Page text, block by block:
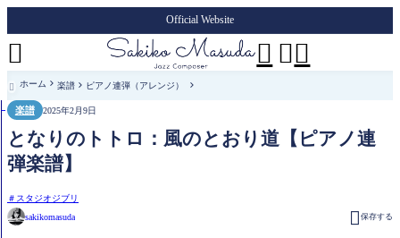
Official Website
 

 ホーム 楽譜 ピアノ連弾（アレンジ）
楽譜 2025年2月9日
となりのトトロ：風のとおり道【ピアノ連
弾楽譜】
スタジオジブリ
sakikomasuda
 保存する